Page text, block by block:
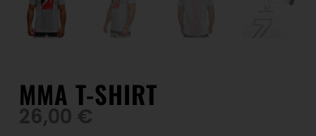
MMA T-SHIRT
26,00 €